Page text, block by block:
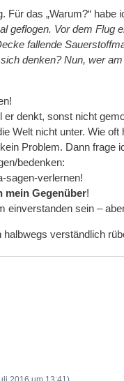
Für das „Warum?“ habe
geflogen. Vor dem Flug
fallende
denken? Nun, wer
denkt, sonst nicht
Welt nicht unter. Wie
Problem. Dann frage
bedenken:
sagen-verlernen!
mein Gegenüber!
einverstanden sein –
verständlich